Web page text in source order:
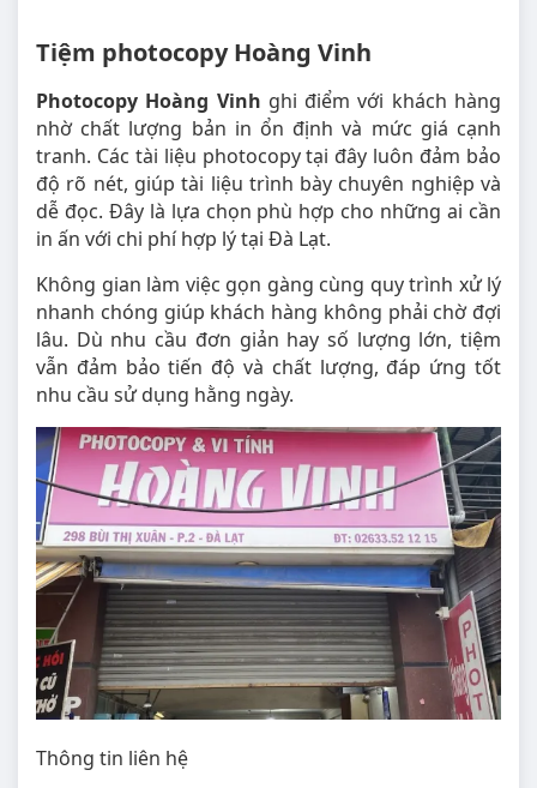
Tiệm photocopy Hoàng Vinh
Photocopy Hoàng Vinh ghi điểm với khách hàng
nhờ chất lượng bản in ổn định và mức giá cạnh
tranh. Các tài liệu photocopy tại đây luôn đảm bảo
độ rõ nét, giúp tài liệu trình bày chuyên nghiệp và
dễ đọc. Đây là lựa chọn phù hợp cho những ai cần
in ấn với chi phí hợp lý tại Đà Lạt.
Không gian làm việc gọn gàng cùng quy trình xử lý
nhanh chóng giúp khách hàng không phải chờ đợi
lâu. Dù nhu cầu đơn giản hay số lượng lớn, tiệm
vẫn đảm bảo tiến độ và chất lượng, đáp ứng tốt
nhu cầu sử dụng hằng ngày.
Thông tin liên hệ